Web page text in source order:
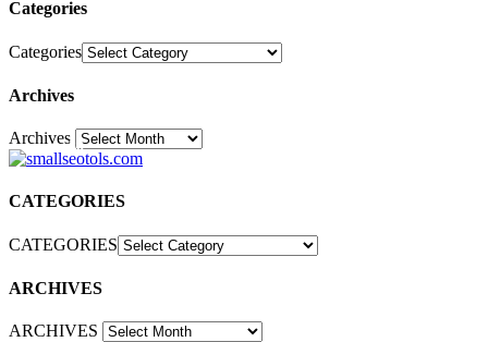
Categories
Categories
Archives
Archives30
CATEGORIES
CATEGORIES
ARCHIVES
ARCHIVES